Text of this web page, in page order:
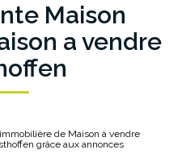
Choisir ?
Vendus
Surface min
Plus de critères
Maison
a vendre
de Maison à vendre
grâce aux annonces